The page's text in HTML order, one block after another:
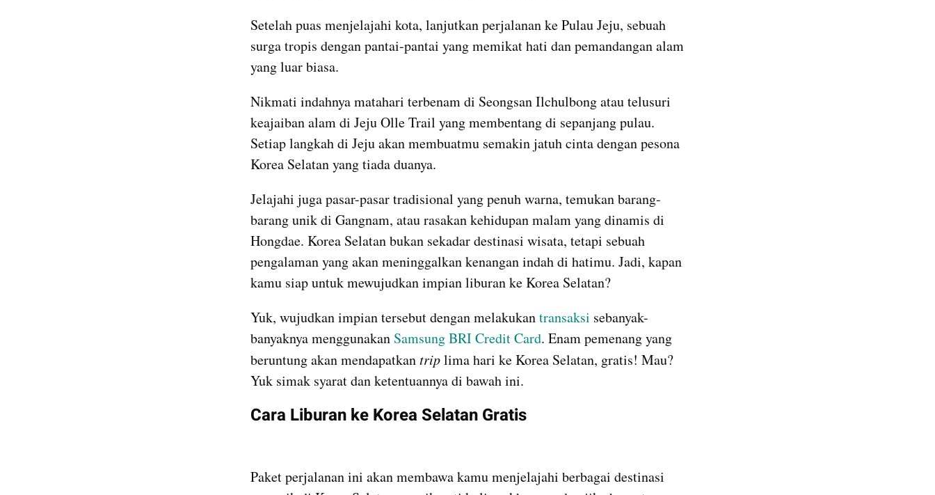
Setelah puas menjelajahi kota, lanjutkan perjalanan ke Pulau Jeju, sebuah
surga tropis dengan pantai-pantai yang memikat hati dan pemandangan alam
yang luar biasa.
Nikmati indahnya matahari terbenam di Seongsan Ilchulbong atau telusuri
keajaiban alam di Jeju Olle Trail yang membentang di sepanjang pulau.
Setiap langkah di Jeju akan membuatmu semakin jatuh cinta dengan pesona
Korea Selatan yang tiada duanya.
Jelajahi juga pasar-pasar tradisional yang penuh warna, temukan barang-
barang unik di Gangnam, atau rasakan kehidupan malam yang dinamis di
Hongdae. Korea Selatan bukan sekadar destinasi wisata, tetapi sebuah
pengalaman yang akan meninggalkan kenangan indah di hatimu. Jadi, kapan
kamu siap untuk mewujudkan impian liburan ke Korea Selatan?
Yuk, wujudkan impian tersebut dengan melakukan transaksi sebanyak-
banyaknya menggunakan Samsung BRI Credit Card. Enam pemenang yang
beruntung akan mendapatkan trip lima hari ke Korea Selatan, gratis! Mau?
Yuk simak syarat dan ketentuannya di bawah ini.
Cara Liburan ke Korea Selatan Gratis
Paket perjalanan ini akan membawa kamu menjelajahi berbagai destinasi